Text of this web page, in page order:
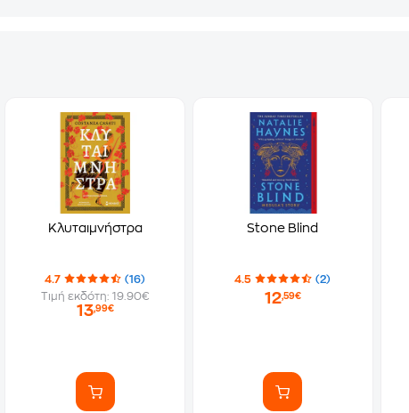
Κλυταιμνήστρα
4.7
(16)
Τιμή εκδότη: 19.90€
13,99€
Stone Blind
4.5 (2)
12,59€